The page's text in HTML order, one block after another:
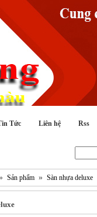
Tức Liên hệ Rss
Sản phẩm » Sàn nhựa deluxe